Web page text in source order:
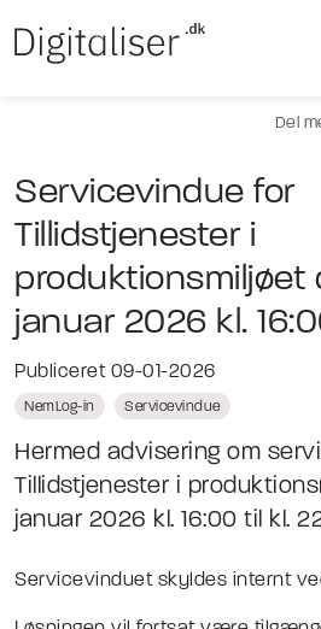
Del
Servicevindue for
Tillidstjenester i
produktionsmiljøet
januar 2026 kl.
Publiceret 09-01-2026
NemLog-in Servicevindue
Hermed advisering om
Tillidstjenester i
januar 2026 kl. 16:00 til kl.
Servicevinduet skyldes internt